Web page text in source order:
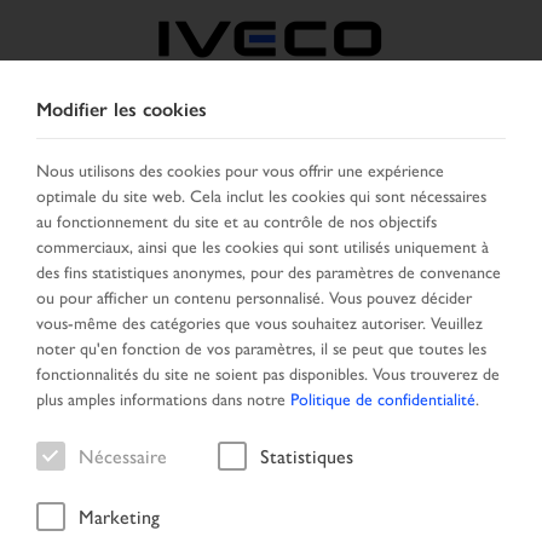
BELGIQUE
SELECTIONNER UN PAYS CHANGER DE LANGUE
Toggle
navigation
MENU
Véhicule
Page daccueil Nouveaux arrivages
Modifier les cookies
Nous utilisons des cookies pour vous offrir une expérience
optimale du site web. Cela inclut les cookies qui sont nécessaires
au fonctionnement du site et au contrôle de nos objectifs
commerciaux, ainsi que les cookies qui sont utilisés uniquement à
des fins statistiques anonymes, pour des paramètres de convenance
ou pour afficher un contenu personnalisé. Vous pouvez décider
vous-même des catégories que vous souhaitez autoriser. Veuillez
noter qu'en fonction de vos paramètres, il se peut que toutes les
fonctionnalités du site ne soient pas disponibles. Vous trouverez de
plus amples informations dans notre Politique de confidentialité.
Nécessaire Statistiques
Marketing